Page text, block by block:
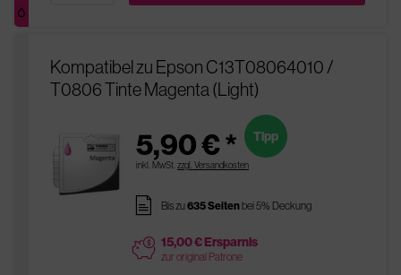
Kompatibel zu Epson C13T08064010 /
T0806 Tinte Magenta (Light)
5,90 € *
inkl. MwSt. zzgl. Versandkosten
Tipp
pages Bis zu635 Seitenbei 5% Deckung
price 15,00 € Ersparnis
zur original Patrone